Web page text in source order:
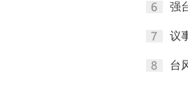
强
议
台